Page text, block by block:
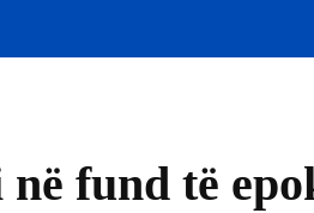
fund të